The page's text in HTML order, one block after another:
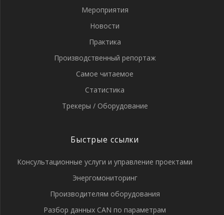
Мероприятия
Новости
Практика
Производственный репортаж
Самое читаемое
Статистика
Трекеры / Оборудование
Быстрые ссылки
Консультационные услуги и управление проектами
Энергомониторинг
Производителям оборудования
Разбор данных CAN по параметрам